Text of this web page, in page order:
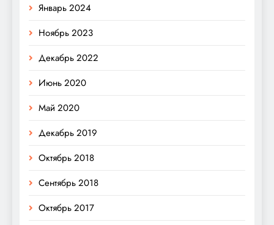
Январь 2024
Ноябрь 2023
Декабрь 2022
Июнь 2020
Май 2020
Декабрь 2019
Октябрь 2018
Сентябрь 2018
Октябрь 2017